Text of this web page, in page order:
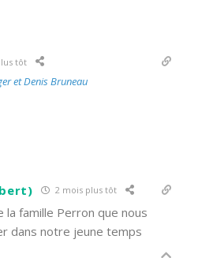
tôt
et Denis Bruneau
2 mois plus tôt
famille Perron que nous
dans notre jeune temps